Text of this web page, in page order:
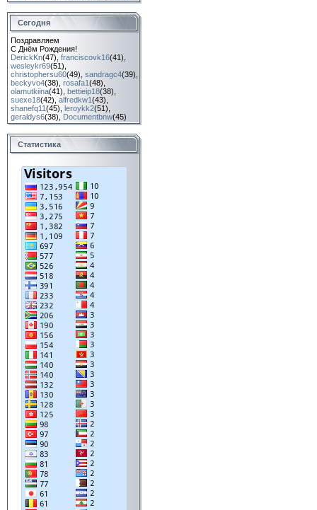
Сегодня
Поздравляем
С Днём Рождения!
DerickKn(47) franciscovk16(41)
wesleykr69(51)
christophersu60(49) sandragc4(39)
beckyvo4(38) rosafa1(48)
olamutkiina(41) bettieip18(38)
suexe18(42) alfredkw1(43)
shanefq11(45) leroykk2(51)
geraldys6(38) Documentbnw(45)
Статистика